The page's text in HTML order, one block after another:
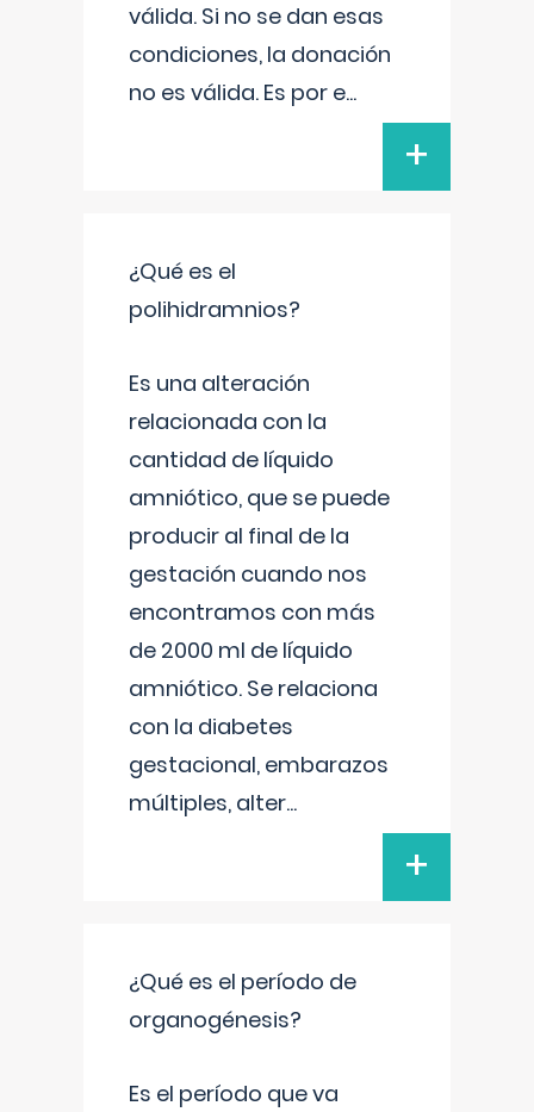
válida. Si no se dan esas
condiciones, la donación
no es válida. Es por e...
+
¿Qué es el
polihidramnios?
Es una alteración
relacionada con la
cantidad de líquido
amniótico, que se puede
producir al final de la
gestación cuando nos
encontramos con más
de 2000 ml de líquido
amniótico. Se relaciona
con la diabetes
gestacional, embarazos
múltiples, alter...
+
¿Qué es el período de
organogénesis?
Es el período que va